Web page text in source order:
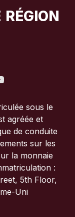
sous le
agréée et
de conduite
sur les
la monnaie
:
5th Floor,
Uni